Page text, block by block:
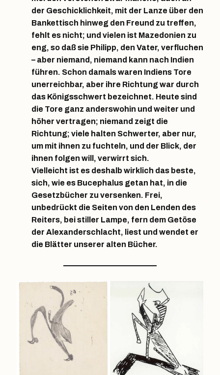
der Geschicklichkeit, mit der Lanze über den
Bankettisch hinweg den Freund zu treffen,
fehlt es nicht; und vielen ist Mazedonien zu
eng, so daß sie Philipp, den Vater, verfluchen
– aber niemand, niemand kann nach Indien
führen. Schon damals waren Indiens Tore
unerreichbar, aber ihre Richtung war durch
das Königsschwert bezeichnet. Heute sind
die Tore ganz anderswohin und weiter und
höher vertragen; niemand zeigt die
Richtung; viele halten Schwerter, aber nur,
um mit ihnen zu fuchteln, und der Blick, der
ihnen folgen will, verwirrt sich.
Vielleicht ist es deshalb wirklich das beste,
sich, wie es Bucephalus getan hat, in die
Gesetzbücher zu versenken. Frei,
unbedrückt die Seiten von den Lenden des
Reiters, bei stiller Lampe, fern dem Getöse
der Alexanderschlacht, liest und wendet er
die Blätter unserer alten Bücher.